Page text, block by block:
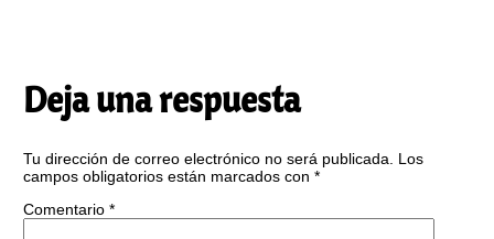
Deja una respuesta
Tu dirección de correo electrónico no será publicada. Los
campos obligatorios están marcados con *
Comentario *